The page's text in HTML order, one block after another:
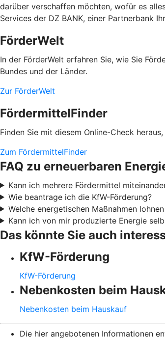
darüber verschaffen möchten, wofür es
Services der DZ BANK, einer Partnerbank
FörderWelt
In der FörderWelt erfahren Sie, wie Sie
Bundes und der Länder.
Zur FörderWelt
FördermittelFinder
Finden Sie mit diesem Online-Check
Zum FördermittelFinder
FAQ zu erneuerbaren
Kann ich mehrere Fördermittel
Wie beantrage ich die KfW-Förderung?
Welche energetischen Maßnahmen
Kann ich von mir produzierte Energie
Das könnte Sie auch
KfW-Förderung
KfW-Förderung
Nebenkosten beim
Nebenkosten beim Hauskauf
Die hier angebotenen Informationen